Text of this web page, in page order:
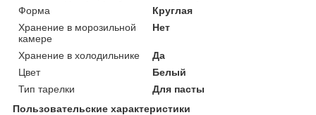
Форма
Круглая
Хранение в морозильной
камере
Нет
Хранение в холодильнике
Да
Цвет
Белый
Тип тарелки
Для пасты
Пользовательские характеристики